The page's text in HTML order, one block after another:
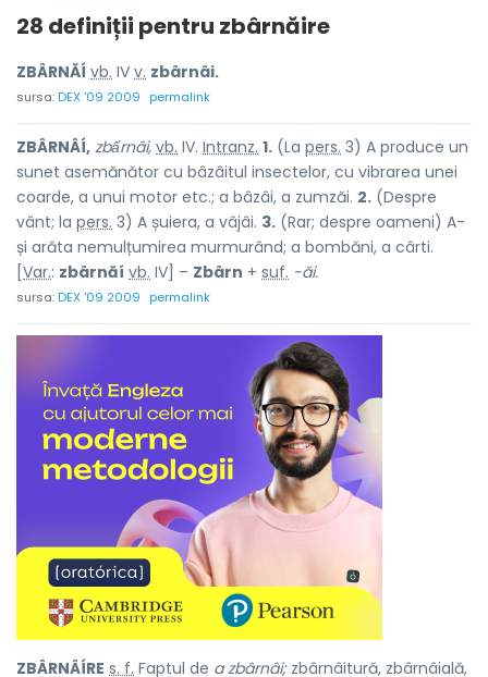
28 definiții pentru zbârnăire
ZBÂRNĂÍ vb. IV v. zbârnâi.
sursa:DEX '09 2009 permalink
ZBÂRNÂÍ, zbấrnâi, vb. IV. Intranz. 1. (La pers. 3) A produce un
sunet asemănător cu bâzâitul insectelor, cu vibrarea unei
coarde, a unui motor etc.; a bâzâi, a zumzăi. 2. (Despre
vânt; la pers. 3) A șuiera, a vâjâi. 3. (Rar; despre oameni) A-
și arăta nemulțumirea murmurând; a bombăni, a cârti.
Var.: zbârnăí vb. IV] – Zbârn + suf. -ăi.
sursa:DEX '09 2009 permalink
ZBÂRNÂÍRE s. f. Faptul de a zbârnâi;zbârnâitură, zbârnâială,